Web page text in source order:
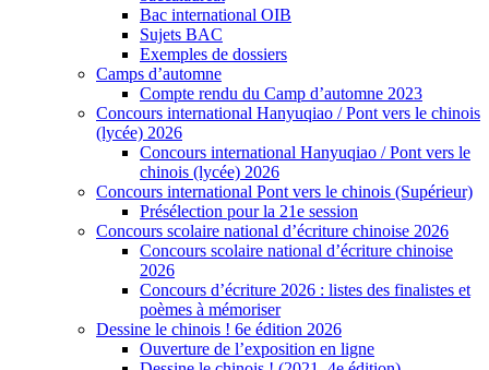
Bac international OIB
Sujets BAC
Exemples de dossiers
Camps d’automne
Compte rendu du Camp d’automne 2023
Concours international Hanyuqiao / Pont vers le chinois
(lycée) 2026
Concours international Hanyuqiao / Pont vers le
chinois (lycée) 2026
Concours international Pont vers le chinois (Supérieur)
Présélection pour la 21e session
Concours scolaire national d’écriture chinoise 2026
Concours scolaire national d’écriture chinoise
2026
Concours d’écriture 2026 : listes des finalistes et
poèmes à mémoriser
Dessine le chinois ! 6e édition 2026
Ouverture de l’exposition en ligne